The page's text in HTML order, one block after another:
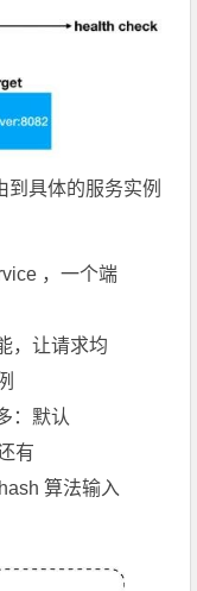
具体的服务实例
，一个端
，让请求均
：默认
有
算法输入